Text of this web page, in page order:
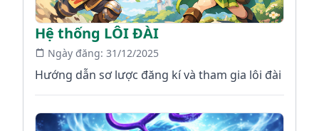
Hệ thống LÔI ĐÀI
Ngày đăng: 31/12/2025
Hướng dẫn sơ lược đăng kí và tham gia lôi đài